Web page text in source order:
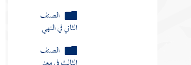
الصنف
الثاني في النهي
الصنف
الثالث في معنى